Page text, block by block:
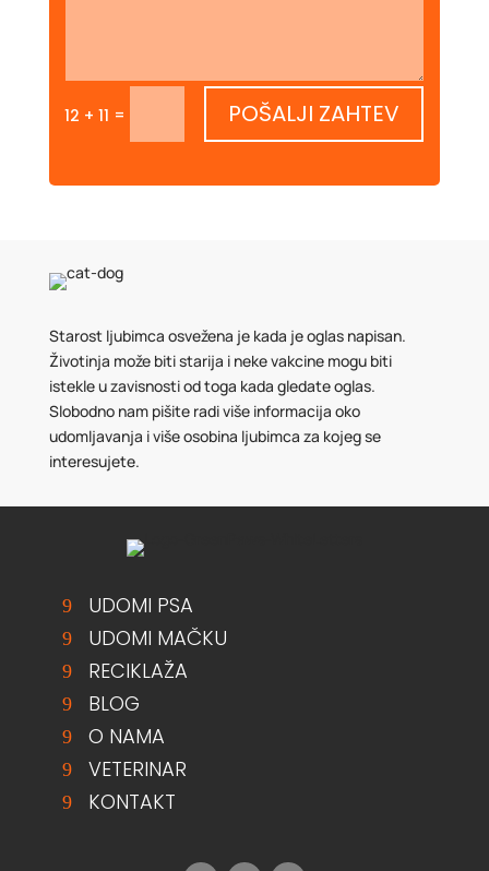
12 + 11 = POŠALJI ZAHTEV
Starost ljubimca osvežena je kada je oglas napisan.
Životinja može biti starija i neke vakcine mogu biti
istekle u zavisnosti od toga kada gledate oglas.
Slobodno nam pišite radi više informacija oko
udomljavanja i više osobina ljubimca za kojeg se
interesujete.
UDOMI PSA
UDOMI MAČKU
RECIKLAŽA
BLOG
O NAMA
VETERINAR
KONTAKT